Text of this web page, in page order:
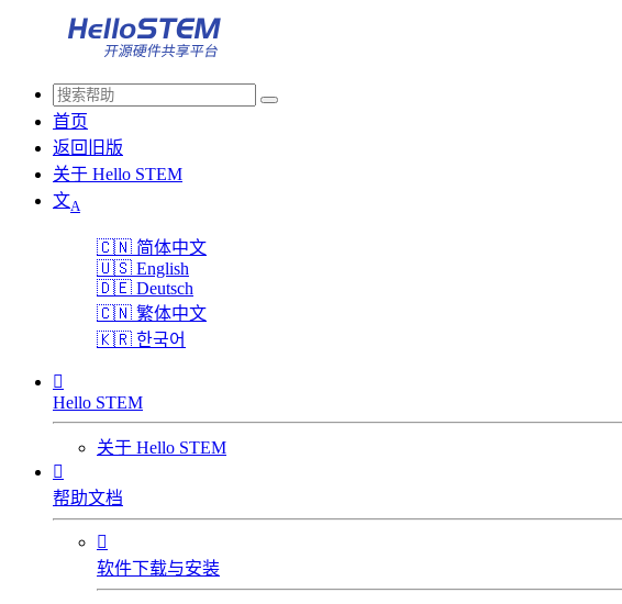
首页
返回旧版
关于 Hello STEM
文A
🇨🇳 简体中文
🇺🇸 English
🇩🇪 Deutsch
🇨🇳 繁体中文
🇰🇷 한국어

Hello STEM
关于 Hello STEM

帮助文档

软件下载与安装